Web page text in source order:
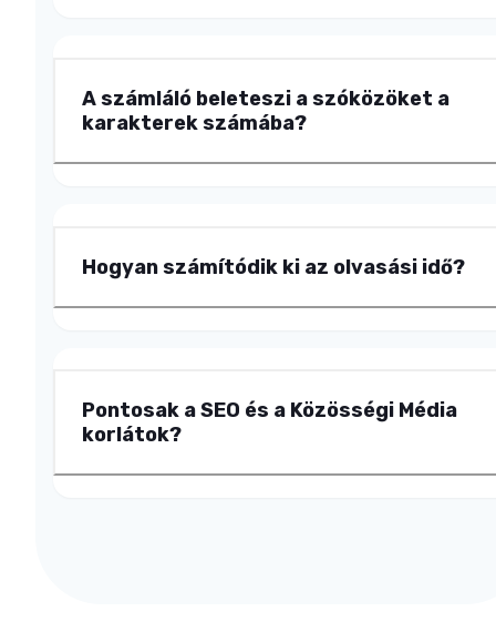
A számláló beleteszi a szóközöket a
karakterek számába?
Hogyan számítódik ki az olvasási idő?
Pontosak a SEO és a Közösségi Média
korlátok?